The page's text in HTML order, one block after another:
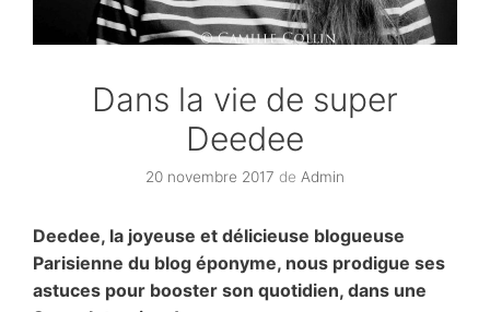
Dans la vie de super
Deedee
20 novembre 2017 de Admin
Deedee, la joyeuse et délicieuse blogueuse
Parisienne du blog éponyme, nous prodigue ses
astuces pour booster son quotidien, dans une